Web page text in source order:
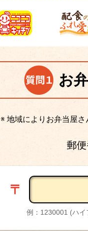
お
※ 地域によりお弁当屋
郵
〒
例：1230001 (ハイ